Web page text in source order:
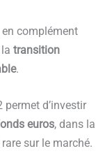
complément
transition
.
d’investir
euros, dans la
sur le marché.